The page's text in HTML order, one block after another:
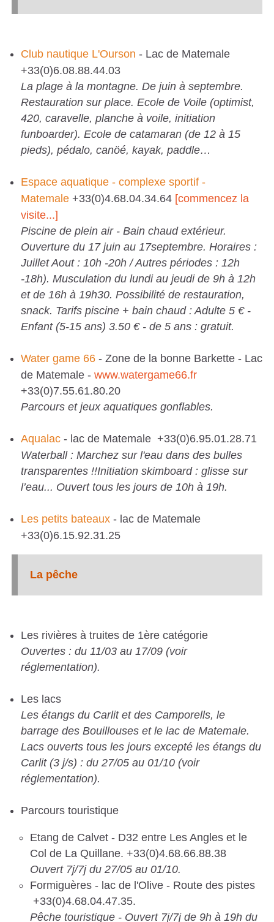
S
Club nautique L'Ourson - Lac de Matemale
+33(0)6.08.88.44.03
La plage à la montagne. De juin à septembre.
Restauration sur place. Ecole de Voile (optimist,
420, caravelle, planche à voile, initiation
funboarder). Ecole de catamaran (de 12 à 15
pieds), pédalo, canöé, kayak, paddle…
Espace aquatique - complexe sportif -
Matemale +33(0)4.68.04.34.64 [commencez la
visite...]
Piscine de plein air - Bain chaud extérieur.
Ouverture du 17 juin au 17septembre. Horaires :
Juillet Aout : 10h -20h / Autres périodes : 12h
-18h). Musculation du lundi au jeudi de 9h à 12h
et de 16h à 19h30. Possibilité de restauration,
snack. Tarifs piscine + bain chaud : Adulte 5 € -
Enfant (5-15 ans) 3.50 € - de 5 ans : gratuit.
Water game 66 - Zone de la bonne Barkette - Lac
de Matemale - www.watergame66.fr
+33(0)7.55.61.80.20
Parcours et jeux aquatiques gonflables.
Aqualac- lac de Matemale +33(0)6.95.01.28.71
Waterball : Marchez sur l'eau dans des bulles
transparentes !!Initiation skimboard : glisse sur
l’eau... Ouvert tous les jours de 10h à 19h.
Les petits bateaux - lac de Matemale
+33(0)6.15.92.31.25
La pêche
Les rivières à truites de 1ère catégorie
Ouvertes : du 11/03 au 17/09 (voir
réglementation).
Les lacs
Les étangs du Carlit et des Camporells, le
barrage des Bouillouses et le lac de Matemale.
Lacs ouverts tous les jours excepté les étangs du
Carlit (3 j/s) : du 27/05 au 01/10 (voir
réglementation).
Parcours touristique
Etang de Calvet - D32 entre Les Angles et le
Col de La Quillane. +33(0)4.68.66.88.38
Ouvert 7j/7j du 27/05 au 01/10.
Formiguères - lac de l'Olive - Route des pistes
+33(0)4.68.04.47.35.
Pêche touristique - Ouvert 7j/7j de 9h à 19h du